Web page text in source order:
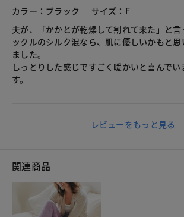
カラー：ブラック
サイズ：F
夫が、「かかとが乾燥して割れて来た」と言
ックルのシルク混なら、肌に優しいかもと
ました。
しっとりした感じですごく暖かいと喜んで
す。
レビューをもっと見る
関連商品